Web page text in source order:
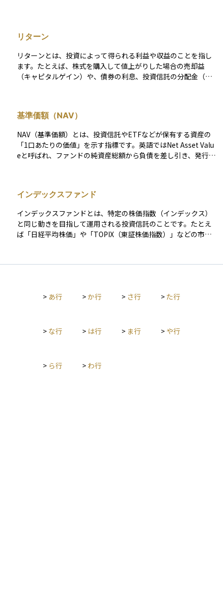
リターン
リターンとは、投資によって得られる利益や収益のことを指し
ます。たとえば、株式を購入して値上がりした場合の売却益
（キャピタルゲイン）や、債券の利息、投資信託の分配金（イ
を「％（パーセント）」で表し、特に長期投資では「年率リタ
ーン」で比較されることが一般的です。 リターンが高いほど投
資先として魅力的に感じられますが、そのぶんリスク（価格変
動の可能性）も高くなる傾向があるため、自分の目的やリスク
許容度に応じて、適切なリターンを見込むことが大切です。
基準価額（NAV）
NAV（基準価額）とは、投資信託やETFなどが保有する資産の
「1口あたりの価値」を示す指標です。英語ではNet Asset Valu
eと呼ばれ、ファンドの純資産総額から負債を差し引き、発行口
くの場合、取引終了後）に算出されます。そのため、日中の値
動きは反映されず、翌営業日に公表される形になります。一方
で、ETFの場合も同様のNAVが算出されていますが、これは
「取引日の理論的終値」を示すもので、リアルタイム取引用に
はiNAV（インディカティブNAV）が補完的に使われます。 NAV
どの程度増減しているか」を把握することができます。 ただ
し、NAVはあくまで算出時点の理論価格であり、市場での売買
Vから乖離することがあります。 まとめると、NAVはファンドの
論値であるiNAVを組み合わせることで、投資家はより正確に市
インデックスファンド
インデックスファンドとは、特定の株価指数（インデックス）
と同じ動きを目指して運用される投資信託のことです。たとえ
ば「日経平均株価」や「TOPIX（東証株価指数）」などの市場
散投資ができるのが特徴です。また、運用の手間が少ないた
ドの一つです。
> あ行 >か行 > さ行 > た行
> な行 > は行 > ま行 > や行
> ら行 > わ行